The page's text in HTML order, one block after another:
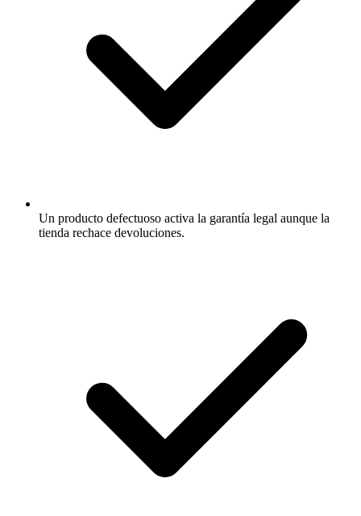
Un producto defectuoso activa la garantía legal aunque la
tienda rechace devoluciones.